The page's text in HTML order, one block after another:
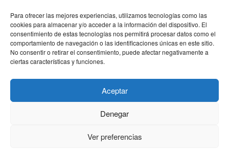
Para ofrecer las mejores experiencias, utilizamos tecnologías como las
cookies para almacenar y/o acceder a la información del dispositivo. El
consentimiento de estas tecnologías nos permitirá procesar datos como el
comportamiento de navegación o las identificaciones únicas en este sitio.
No consentir o retirar el consentimiento, puede afectar negativamente a
ciertas características y funciones.
Aceptar
Denegar
Ver preferencias
proyecto PS4 python Raspberryraspberrypi
raspbian review Servidor Web Sostenibilidad
tecnológicaTecnología torrent
transmissiontutorial ubuntu server Windows
Theme: Catch Box byCatch Themes